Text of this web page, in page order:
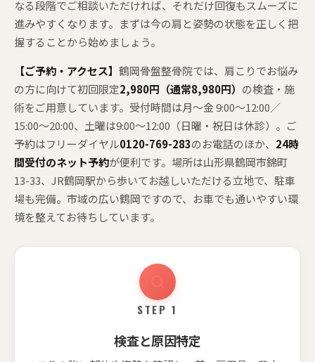
なる段階でご相談いただければ、それだけ回復もスムーズに
進みやすくなります。まずは今の肩と姿勢の状態を正しく把
握することから始めましょう。
【ご予約・アクセス】 鶴岡骨盤整骨院では、肩こりでお悩み
の方に向けて初回限定2,980円（通常8,980円） の検査・施
術をご用意しています。受付時間は月〜金 9:00〜12:00／
15:00〜20:00、土曜は9:00〜12:00（日曜・祝日は休診）。ご
予約はフリーダイヤル0120-769-283のお電話のほか、 24時
間受付のネット予約が便利です。場所は山形県鶴岡市錦町
13-33、JR鶴岡駅から歩いてお越しいただける立地で、駐車
場も完備。市域の広い鶴岡ですので、お車でも通いやすい環
境を整えてお待ちしています。
STEP 1
検査と原因特定